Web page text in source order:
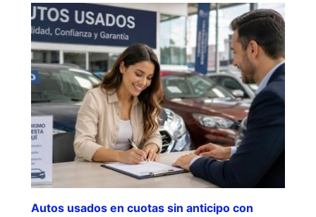
Autos usados en cuotas sin anticipo con